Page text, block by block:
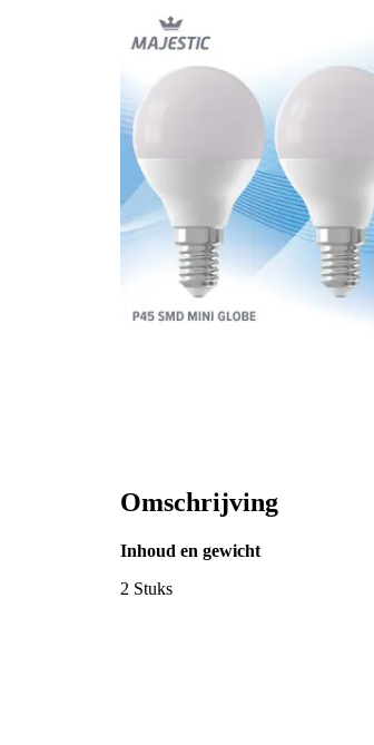
Omschrijving
Inhoud en gewicht
2 Stuks